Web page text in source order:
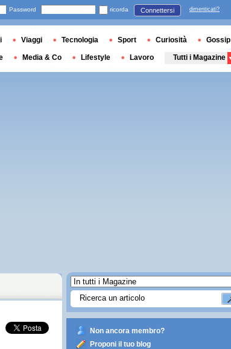
Non ancora membro?
Proponi il tuo blog
Password ricorda Connettersi dimenticati?
Viaggi Tecnologia Sport Curiosità Gossip
Media & Co Lifestyle Lavoro Tutti i Magazine